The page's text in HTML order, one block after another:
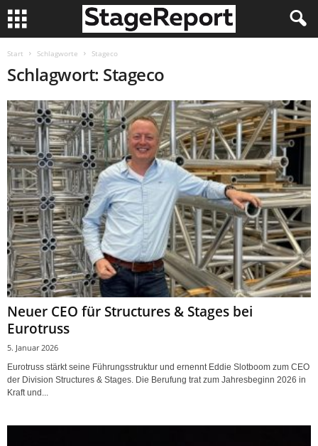
Start Schlagworte Stageco
Schlagwort: Stageco
Neuer CEO für Structures & Stages bei
Eurotruss
5. Januar 2026
Eurotruss stärkt seine Führungsstruktur und ernennt Eddie Slotboom zum CEO
der Division Structures & Stages. Die Berufung trat zum Jahresbeginn 2026 in
Kraft und...